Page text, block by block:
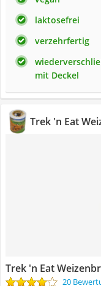
laktosefrei
verzehrfertig
mit Deckel
Trek 'n Eat
Trek 'n Eat
20